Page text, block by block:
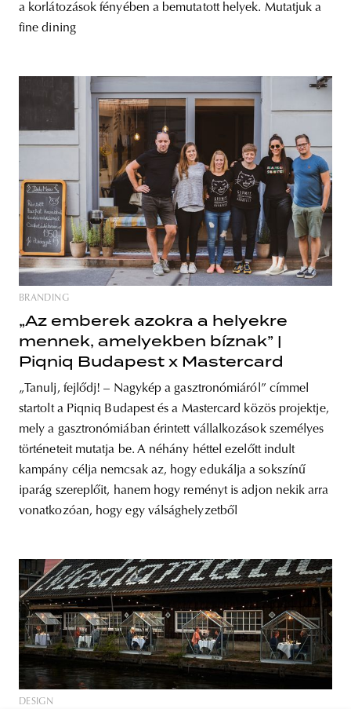
a korlátozások fényében a bemutatott helyek. Mutatjuk a
fine dining
BRANDING
„Az emberek azokra a helyekre
mennek, amelyekben bíznak” |
Piqniq Budapest x Mastercard
„Tanulj, fejlődj! – Nagykép a gasztronómiáról” címmel
startolt a Piqniq Budapest és a Mastercard közös projektje,
mely a gasztronómiában érintett vállalkozások személyes
történeteit mutatja be. A néhány héttel ezelőtt indult
kampány célja nemcsak az, hogy edukálja a sokszínű
iparág szereplőit, hanem hogy reményt is adjon nekik arra
vonatkozóan, hogy egy válsághelyzetből
DESIGN